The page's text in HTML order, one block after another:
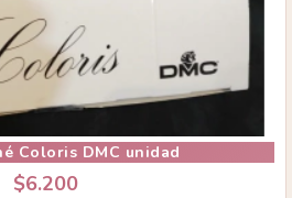
Coloris DMC unidad
$6.200